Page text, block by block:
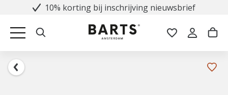
10% korting bij inschrijving nieuwsbrief